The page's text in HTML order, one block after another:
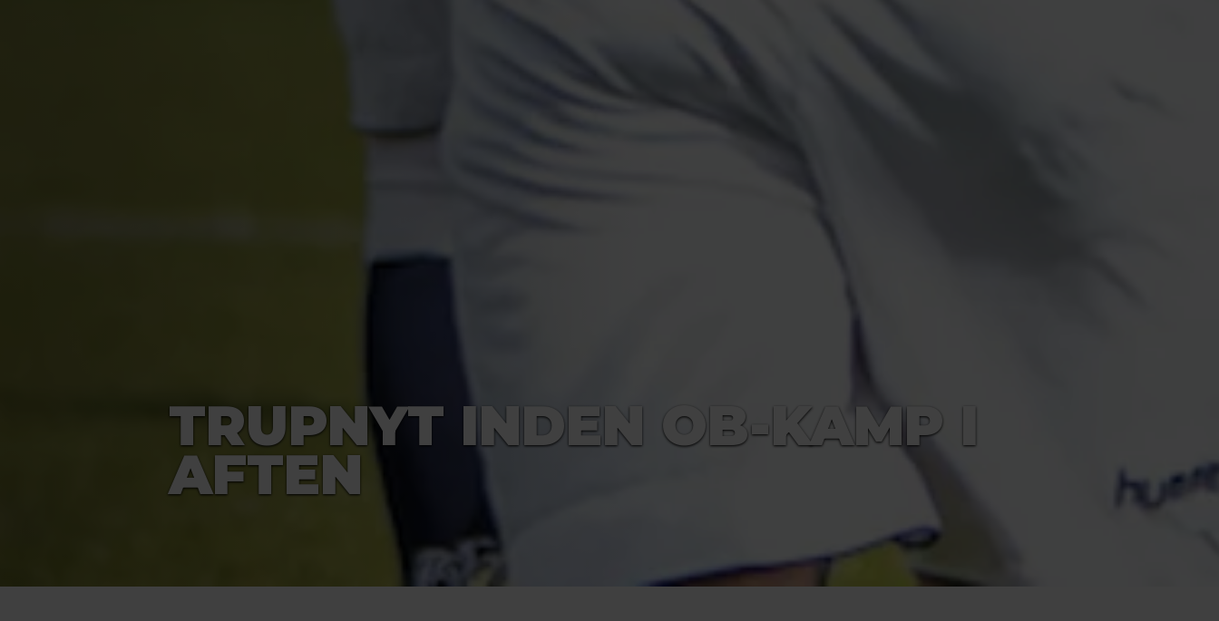
TRUPNYT INDEN OB-KAMP I
AFTEN